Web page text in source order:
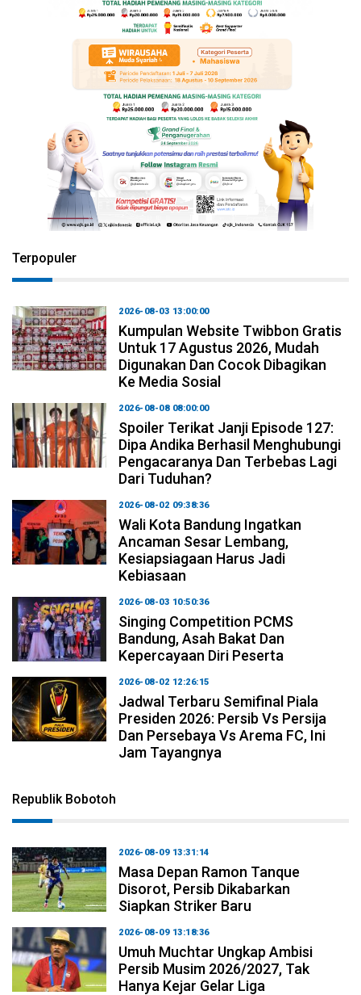
Terpopuler
2026-08-03 13:00:00
Kumpulan Website Twibbon Gratis
Untuk 17 Agustus 2026, Mudah
Digunakan Dan Cocok Dibagikan
Ke Media Sosial
2026-08-08 08:00:00
Spoiler Terikat Janji Episode 127:
Dipa Andika Berhasil Menghubungi
Pengacaranya Dan Terbebas Lagi
Dari Tuduhan?
2026-08-02 09:38:36
Wali Kota Bandung Ingatkan
Ancaman Sesar Lembang,
Kesiapsiagaan Harus Jadi
Kebiasaan
2026-08-03 10:50:36
Singing Competition PCMS
Bandung, Asah Bakat Dan
Kepercayaan Diri Peserta
2026-08-02 12:26:15
Jadwal Terbaru Semifinal Piala
Presiden 2026: Persib Vs Persija
Dan Persebaya Vs Arema FC, Ini
Jam Tayangnya
Republik Bobotoh
2026-08-09 13:31:14
Masa Depan Ramon Tanque
Disorot, Persib Dikabarkan
Siapkan Striker Baru
2026-08-09 13:18:36
Umuh Muchtar Ungkap Ambisi
Persib Musim 2026/2027, Tak
Hanya Kejar Gelar Liga